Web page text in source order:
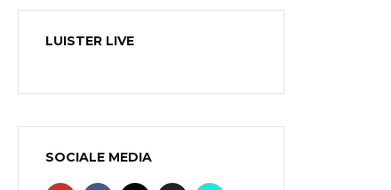
LUISTER LIVE
SOCIALE MEDIA